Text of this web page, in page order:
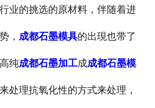
业的挑选的原材料， 伴随着进
， 成都石墨模具的出現也带了
纯成都石墨加工成成都石墨模
处理抗氧化性的方式来处理，